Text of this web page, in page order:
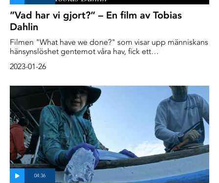
”Vad har vi gjort?” – En film av Tobias
Dahlin
Filmen "What have we done?" som visar upp människans
hänsynslöshet gentemot våra hav, fick ett
DPG/Wetpixel Masters 2022.
2023-01-26